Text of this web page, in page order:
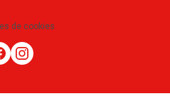
de cookies